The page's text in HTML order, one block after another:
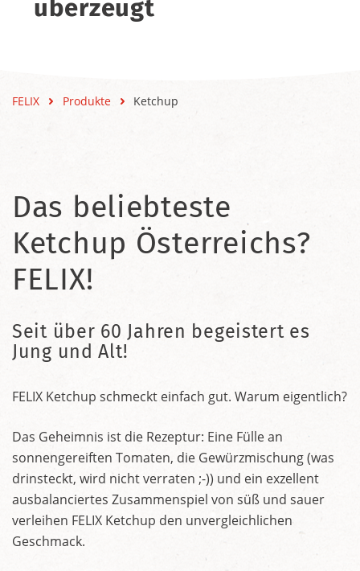
überzeugt
FELIX Produkte Ketchup
Das beliebteste
Ketchup Österreichs?
FELIX!
Seit über 60 Jahren begeistert es
Jung und Alt!
FELIX Ketchup schmeckt einfach gut. Warum eigentlich?
Das Geheimnis ist die Rezeptur: Eine Fülle an
sonnengereiften Tomaten, die Gewürzmischung (was
drinsteckt, wird nicht verraten ;-)) und ein exzellent
ausbalanciertes Zusammenspiel von süß und sauer
verleihen FELIX Ketchup den unvergleichlichen
Geschmack.